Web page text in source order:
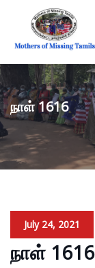
நாள் 1616
July 24, 2021
நாள் 1616